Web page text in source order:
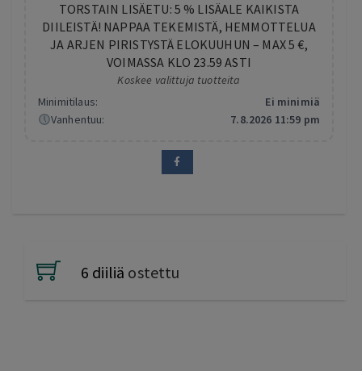
TORSTAIN LISÄETU: 5 % LISÄALE KAIKISTA
DIILEISTÄ! NAPPAA TEKEMISTÄ, HEMMOTTELUA
JA ARJEN PIRISTYSTÄ ELOKUUHUN – MAX 5 €,
VOIMASSA KLO 23.59 ASTI
Koskee valittuja tuotteita
Minimitilaus:
Ei minimiä
Vanhentuu:
7.8.2026 11:59 pm
6 diiliä ostettu